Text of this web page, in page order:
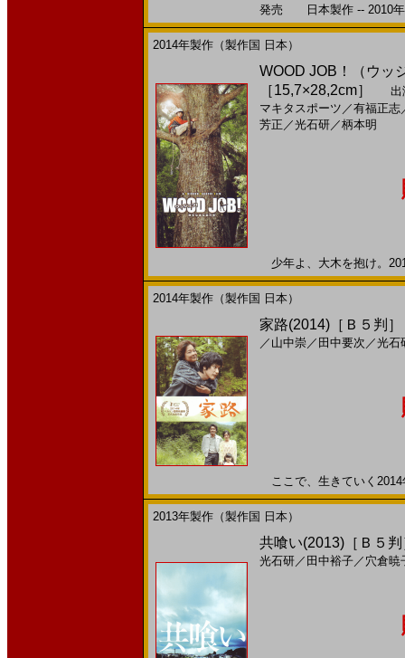
発売 日本製作 -- 2010
2014年製作（製作国 日本）
WOOD JOB！（ウッ
［15,7×28,2cm］
出
マキタスポーツ ／有福正志
芳正 ／光石研／柄本明
少年よ、大木を抱け。
2014年製作（製作国 日本）
家路(2014)［Ｂ５判］
／ 山中崇／ 田中要次 ／光石
ここで、生きていく
2013年製作（製作国 日本）
共喰い(2013)［Ｂ５判
光石研／ 田中裕子／ 穴倉暁